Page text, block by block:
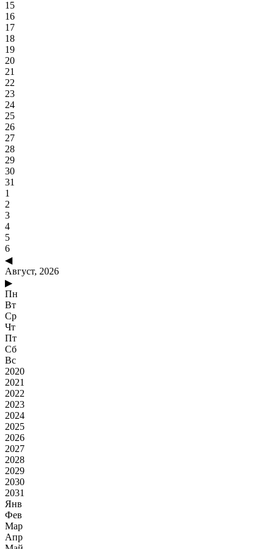
15
16
17
18
19
20
21
22
23
24
25
26
27
28
29
30
31
1
2
3
4
5
6
◀
Август, 2026
▶
Пн
Вт
Ср
Чт
Пт
Сб
Вс
2020
2021
2022
2023
2024
2025
2026
2027
2028
2029
2030
2031
Янв
Фев
Мар
Апр